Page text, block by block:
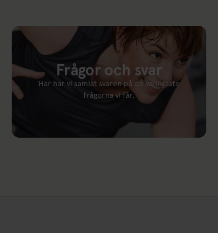
Frågor och svar
Här har vi samlat svaren på de vanligaste
frågorna vi får.